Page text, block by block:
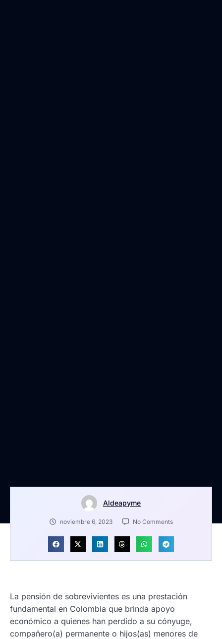
Aldeapyme
noviembre 6, 2023 No Comments
La pensión de sobrevivientes es una prestación
fundamental en Colombia que brinda apoyo
económico a quienes han perdido a su cónyuge,
compañero(a) permanente o hijos(as) menores de